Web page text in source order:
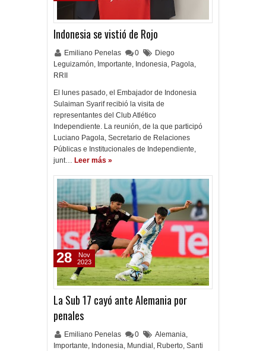
Indonesia se vistió de Rojo
Emiliano Penelas 0
Diego
Leguizamón, Importante, Indonesia, Pagola,
RRII
El lunes pasado, el Embajador de Indonesia
Sulaiman Syarif recibió la visita de
representantes del Club Atlético
Independiente. La reunión, de la que participó
Luciano Pagola, Secretario de Relaciones
Públicas e Institucionales de Independiente,
junt… Leer más »
La Sub 17 cayó ante Alemania por
penales
Emiliano Penelas 0 Alemania,
Importante, Indonesia, Mundial , Ruberto, Santi
28
Nov
2023